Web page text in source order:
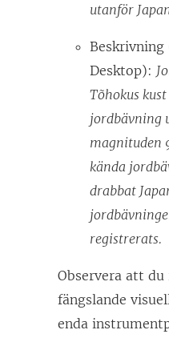
utanför
Beskrivning
Desktop):
Tõhokus
jordbävning
magnituden
kända
drabbat
registrerats.
Observera att du
fängslande
enda